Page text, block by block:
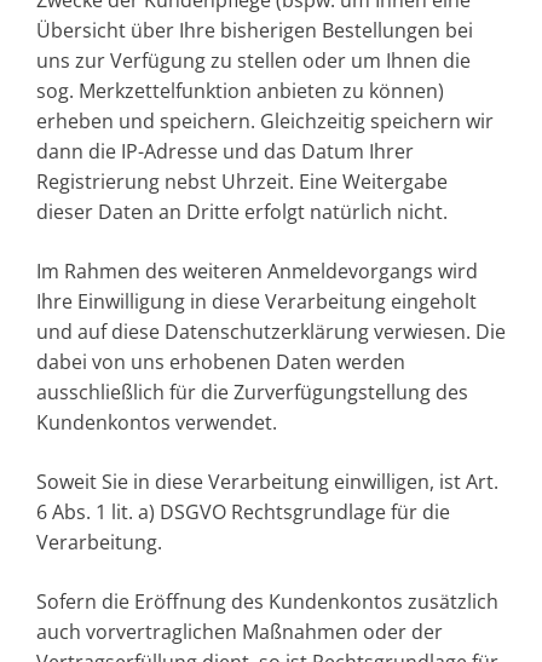
Übersicht über Ihre bisherigen Bestellungen bei
uns zur Verfügung zu stellen oder um Ihnen die
sog. Merkzettelfunktion anbieten zu können)
erheben und speichern. Gleichzeitig speichern wir
dann die IP-Adresse und das Datum Ihrer
Registrierung nebst Uhrzeit. Eine Weitergabe
dieser Daten an Dritte erfolgt natürlich nicht.
Im Rahmen des weiteren Anmeldevorgangs wird
Ihre Einwilligung in diese Verarbeitung eingeholt
und auf diese Datenschutzerklärung verwiesen. Die
dabei von uns erhobenen Daten werden
ausschließlich für die Zurverfügungstellung des
Kundenkontos verwendet.
Soweit Sie in diese Verarbeitung einwilligen, ist Art.
6 Abs. 1 lit. a) DSGVO Rechtsgrundlage für die
Verarbeitung.
Sofern die Eröffnung des Kundenkontos zusätzlich
auch vorvertraglichen Maßnahmen oder der